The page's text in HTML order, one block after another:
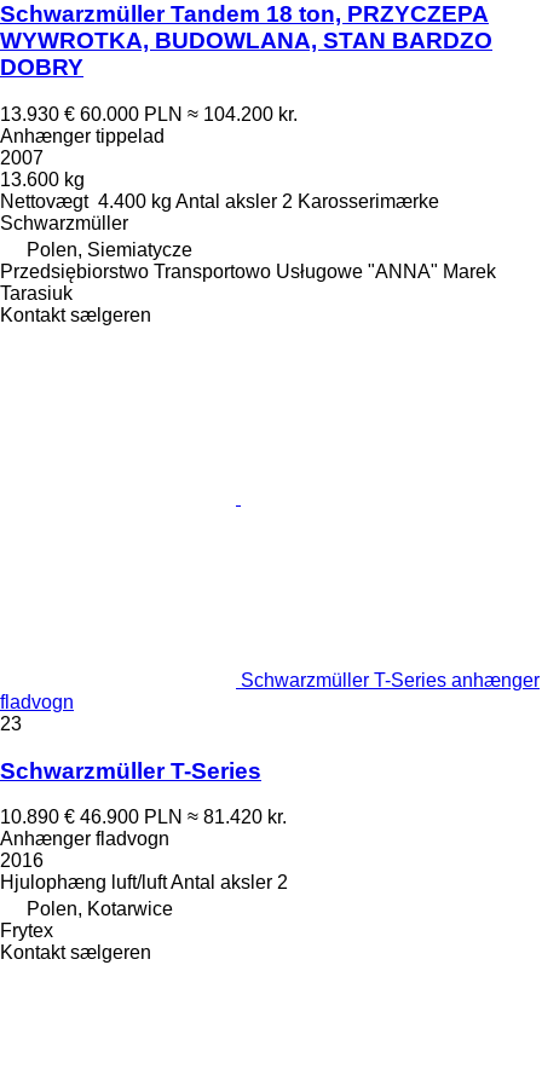
Schwarzmüller Tandem 18 ton, PRZYCZEPA
WYWROTKA, BUDOWLANA, STAN BARDZO
DOBRY
13.930 € 60.000 PLN ≈ 104.200 kr.
Anhænger tippelad
2007
13.600 kg
Nettovægt 4.400 kg Antal aksler 2 Karosserimærke
Schwarzmüller
Polen, Siemiatycze
Przedsiębiorstwo Transportowo Usługowe "ANNA" Marek
Tarasiuk
Kontakt sælgeren
Schwarzmüller T-Series anhænger
fladvogn
23
Schwarzmüller T-Series
10.890 € 46.900 PLN ≈ 81.420 kr.
Anhænger fladvogn
2016
Hjulophæng luft/luftAntal aksler 2
Polen, Kotarwice
Frytex
Kontakt sælgeren